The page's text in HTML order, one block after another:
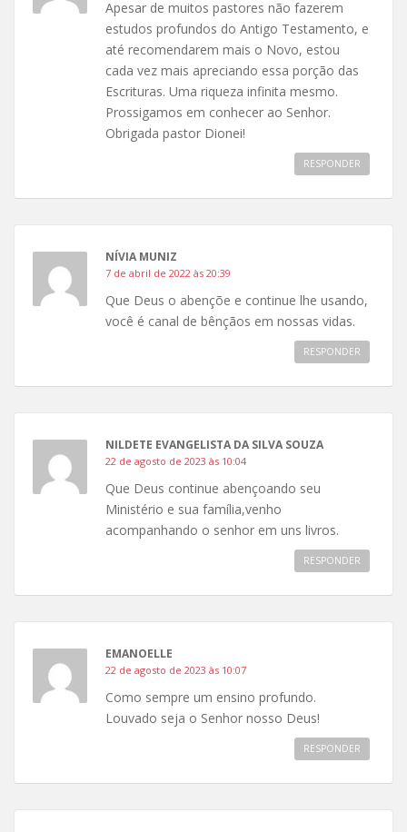
Apesar de muitos pastores não fazerem
estudos profundos do Antigo Testamento, e
até recomendarem mais o Novo, estou
cada vez mais apreciando essa porção das
Escrituras. Uma riqueza infinita mesmo.
Prossigamos em conhecer ao Senhor.
Obrigada pastor Dionei!
RESPONDER
NÍVIA MUNIZ
7 de abril de 2022 às 20:39
Que Deus o abençõe e continue lhe usando,
você é canal de bênçãos em nossas vidas.
RESPONDER
NILDETE EVANGELISTA DA SILVA SOUZA
22 de agosto de 2023 às 10:04
Que Deus continue abençoando seu
Ministério e sua família,venho
acompanhando o senhor em uns livros.
RESPONDER
EMANOELLE
22 de agosto de 2023 às 10:07
Como sempre um ensino profundo.
Louvado seja o Senhor nosso Deus!
RESPONDER